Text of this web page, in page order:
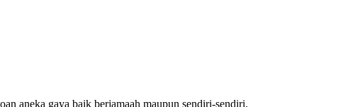
aneka gaya baik berjamaah maupun sendiri-sendiri.